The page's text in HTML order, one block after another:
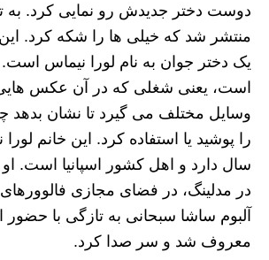
دوست دختر جدیدش رو نمایی کرد. به
منتشر شد که خیلی ها را شکه کرد.
یک دختر جوان به نام لورا نیماس
است، یعنی شغلی که در آن عکس هایی
وسایل مختلف می گیرد تا نشان بدهد
سال دارد و اهل کشور اسپانیا است.
در مدلینگ، در فضای مجازی فالوورهای
آلبوم ساشا سبحانی به تازگی با حضور
معروف شد و سر صدا کرد.